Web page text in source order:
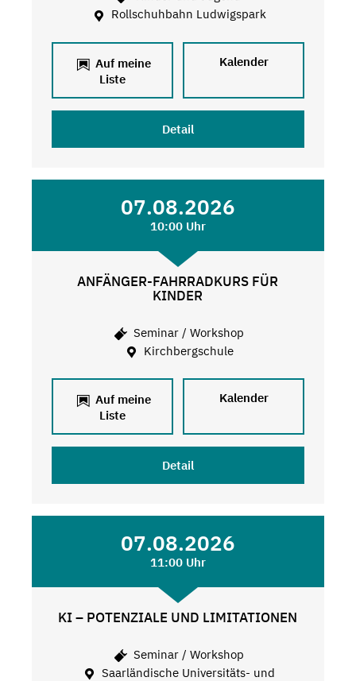
Rollschuhbahn Ludwigspark
Auf meine
Liste
Kalender
Detail
07.08.2026
10:00 Uhr
ANFÄNGER-FAHRRADKURS FÜR
KINDER
Seminar / Workshop
Kirchbergschule
Auf meine
Liste
Kalender
Detail
07.08.2026
11:00 Uhr
KI – POTENZIALE UND LIMITATIONEN
Seminar / Workshop
Saarländische Universitäts- und